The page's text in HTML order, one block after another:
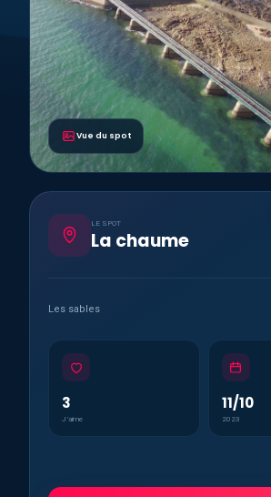
Vue du spot
LE SPOT
La chaume
Les sables
3
J’aime
11/10
2023